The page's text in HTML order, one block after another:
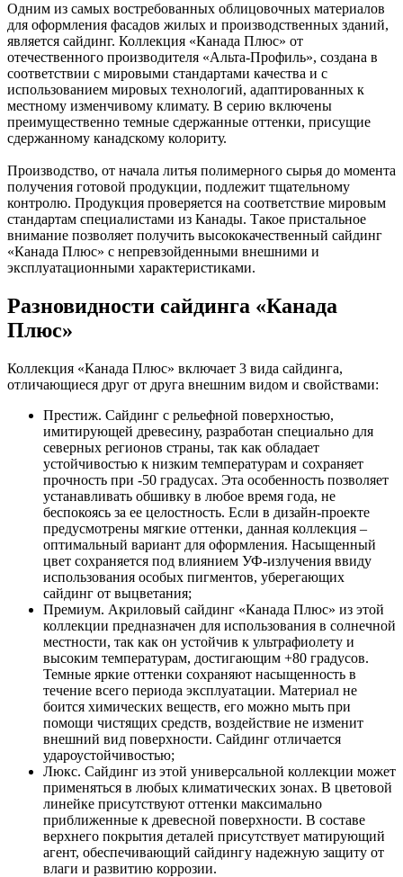
Одним из самых востребованных облицовочных материалов
для оформления фасадов жилых и производственных зданий,
является сайдинг. Коллекция «Канада Плюс» от
отечественного производителя «Альта-Профиль», создана в
соответствии с мировыми стандартами качества и с
использованием мировых технологий, адаптированных к
местному изменчивому климату. В серию включены
преимущественно темные сдержанные оттенки, присущие
сдержанному канадскому колориту.
Производство, от начала литья полимерного сырья до момента
получения готовой продукции, подлежит тщательному
контролю. Продукция проверяется на соответствие мировым
стандартам специалистами из Канады. Такое пристальное
внимание позволяет получить высококачественный сайдинг
«Канада Плюс» с непревзойденными внешними и
эксплуатационными характеристиками.
Разновидности сайдинга «Канада
Плюс»
Коллекция «Канада Плюс» включает 3 вида сайдинга,
отличающиеся друг от друга внешним видом и свойствами:
Престиж. Сайдинг с рельефной поверхностью,
имитирующей древесину, разработан специально для
северных регионов страны, так как обладает
устойчивостью к низким температурам и сохраняет
прочность при -50 градусах. Эта особенность позволяет
устанавливать обшивку в любое время года, не
беспокоясь за ее целостность. Если в дизайн-проекте
предусмотрены мягкие оттенки, данная коллекция –
оптимальный вариант для оформления. Насыщенный
цвет сохраняется под влиянием УФ-излучения ввиду
использования особых пигментов, уберегающих
сайдинг от выцветания;
Премиум. Акриловый сайдинг «Канада Плюс» из этой
коллекции предназначен для использования в солнечной
местности, так как он устойчив к ультрафиолету и
высоким температурам, достигающим +80 градусов.
Темные яркие оттенки сохраняют насыщенность в
течение всего периода эксплуатации. Материал не
боится химических веществ, его можно мыть при
помощи чистящих средств, воздействие не изменит
внешний вид поверхности. Сайдинг отличается
удароустойчивостью;
Люкс. Сайдинг из этой универсальной коллекции может
применяться в любых климатических зонах. В цветовой
линейке присутствуют оттенки максимально
приближенные к древесной поверхности. В составе
верхнего покрытия деталей присутствует матирующий
агент, обеспечивающий сайдингу надежную защиту от
влаги и развитию коррозии.